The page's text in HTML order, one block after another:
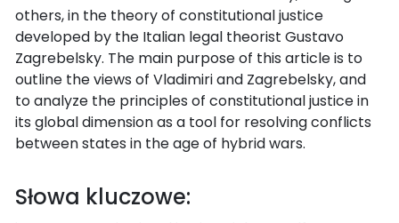
others, in the theory of constitutional justice
developed by the Italian legal theorist Gustavo
Zagrebelsky. The main purpose of this article is to
outline the views of Vladimiri and Zagrebelsky, and
to analyze the principles of constitutional justice in
its global dimension as a tool for resolving conflicts
between states in the age of hybrid wars.
Słowa kluczowe: